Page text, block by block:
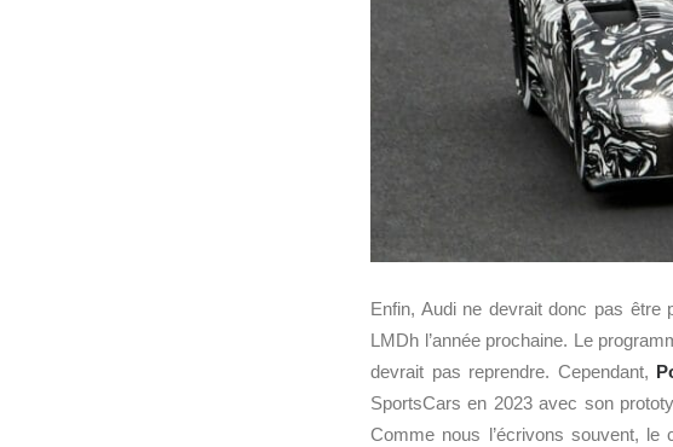
Enfin, Audi ne devrait donc pas être
LMDh l’année prochaine. Le
devrait pas reprendre. Cependant,
SportsCars en 2023 avec son
Comme nous l’écrivons souvent, le